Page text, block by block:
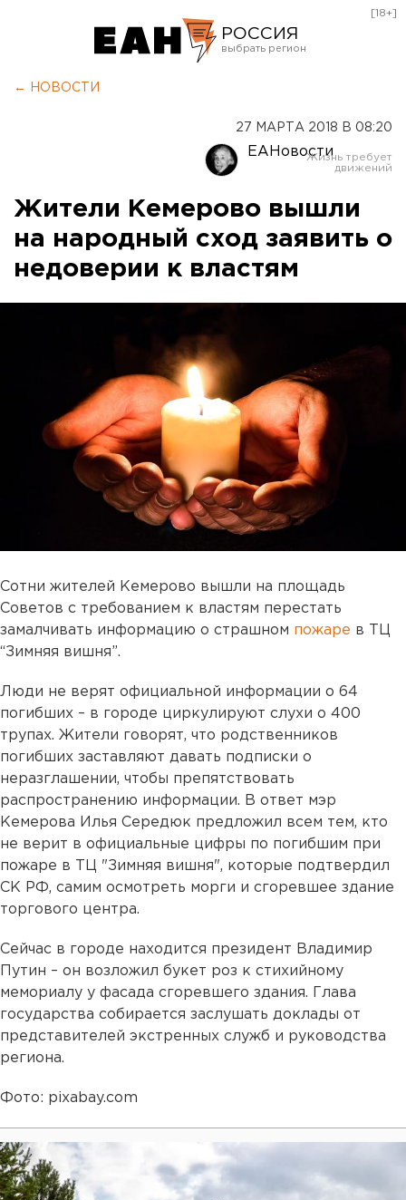
РОССИЯ
Оренбург
[18+]
← НОВОСТИ
27 МАРТА 2018 В 08:20
ЕАНовости
Жители Кемерово вышли
на народный сход заявить о
недоверии к властям
Сотни жителей Кемерово вышли на площадь
Советов с требованием к властям перестать
замалчивать информацию о страшном пожаре в ТЦ
“Зимняя вишня”.
Люди не верят официальной информации о 64
погибших – в городе циркулируют слухи о 400
трупах. Жители говорят, что родственников
погибших заставляют давать подписки о
неразглашении, чтобы препятствовать
распространению информации. В ответ мэр
Кемерова Илья Середюк предложил всем тем, кто
не верит в официальные цифры по погибшим при
пожаре в ТЦ "Зимняя вишня", которые подтвердил
СК РФ, самим осмотреть морги и сгоревшее здание
торгового центра.
Сейчас в городе находится президент Владимир
Путин – он возложил букет роз к стихийному
мемориалу у фасада сгоревшего здания. Глава
государства собирается заслушать доклады от
представителей экстренных служб и руководства
региона.
Фото: pixabay.com